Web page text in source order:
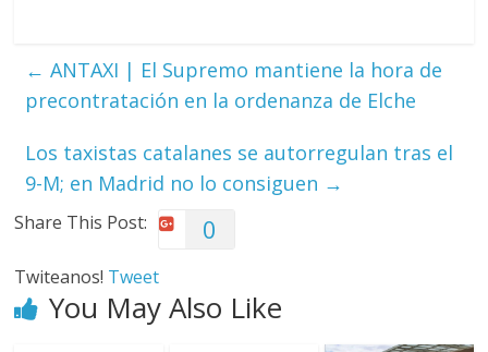
← ANTAXI | El Supremo mantiene la hora de
precontratación en la ordenanza de Elche
Los taxistas catalanes se autorregulan tras el
9-M; en Madrid no lo consiguen →
Share This Post: 0
Twiteanos! Tweet
You May Also Like